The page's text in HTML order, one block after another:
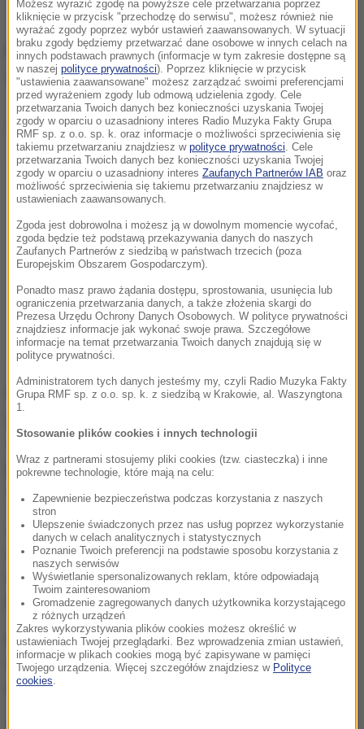
Od lipca opłaty za wstęp do katedry
w Kolonii
Dalsza część artykułu pod materiałem video:
Wstęp do katedry w Kolonii w Niemczechbędzie
świątyni, od strony zachodniej,będzie wymagane
posiadanie biletu. Zabilet "normalny"trzeba będzie
zapłacić 12 euro.
Z koleiulgowy bilet w połowie cenyprzysługuje
uczniom i ich opiekunom, studentom, osobom
odbywającym staż zawodowy oraz posiadaczom
kart socjalnych w Nadrenii Północnej-Westfalii.
Bez opłatbędą mogły wejść dzieci do 13. r. ż., a
takżeosoby ze znacznym stopniem
niepełnosprawności.
Możesz wyrazić zgodę na powyższe cele przetwarzania poprzez
kliknięcie w przycisk "przechodzę do serwisu", możesz również nie
wyrażać zgody poprzez wybór ustawień zaawansowanych. W sytuacji
braku zgody będziemy przetwarzać dane osobowe w innych celach na
innych podstawach prawnych (informacje w tym zakresie dostępne są
w naszej polityce prywatności). Poprzez kliknięcie w przycisk
"ustawienia zaawansowane" możesz zarządzać swoimi preferencjami
przed wyrażeniem zgody lub odmową udzielenia zgody. Cele
przetwarzania Twoich danych bez konieczności uzyskania Twojej
zgody w oparciu o uzasadniony interes Radio Muzyka Fakty Grupa
RMF sp. z o.o. sp. k. oraz informacje o możliwości sprzeciwienia się
takiemu przetwarzaniu znajdziesz w polityce prywatności . Cele
przetwarzania Twoich danych bez konieczności uzyskania Twojej
zgody w oparciu o uzasadniony interes Zaufanych Partnerów IAB oraz
możliwość sprzeciwienia się takiemu przetwarzaniu znajdziesz w
ustawieniach zaawansowanych.
Zgoda jest dobrowolna i możesz ją w dowolnym momencie wycofać,
zgoda będzie też podstawą przekazywania danych do naszych
Zaufanych Partnerów z siedzibą w państwach trzecich (poza
Europejskim Obszarem Gospodarczym).
Ponadto masz prawo żądania dostępu, sprostowania, usunięcia lub
ograniczenia przetwarzania danych, a także złożenia skargi do
Prezesa Urzędu Ochrony Danych Osobowych. W polityce prywatności
znajdziesz informacje jak wykonać swoje prawa. Szczegółowe
informacje na temat przetwarzania Twoich danych znajdują się w
polityce prywatności.
Administratorem tych danych jesteśmy my, czyli Radio Muzyka Fakty
Grupa RMF sp. z o.o. sp. k. z siedzibą w Krakowie, al. Waszyngtona
1.
Stosowanie plików cookies i innych technologii
Wraz z partnerami stosujemy pliki cookies (tzw. ciasteczka) i inne
pokrewne technologie, które mają na celu:
Zapewnienie bezpieczeństwa podczas korzystania z naszych
stron
Ulepszenie świadczonych przez nas usług poprzez wykorzystanie
danych w celach analitycznych i statystycznych
Poznanie Twoich preferencji na podstawie sposobu korzystania z
naszych serwisów
Wyświetlanie spersonalizowanych reklam, które odpowiadają
Twoim zainteresowaniom
Gromadzenie zagregowanych danych użytkownika korzystającego
z różnych urządzeń
Zakres wykorzystywania plików cookies możesz określić w
ustawieniach Twojej przeglądarki. Bez wprowadzenia zmian ustawień,
informacje w plikach cookies mogą być zapisywane w pamięci
Twojego urządzenia. Więcej szczegółów znajdziesz w Polityce
cookies